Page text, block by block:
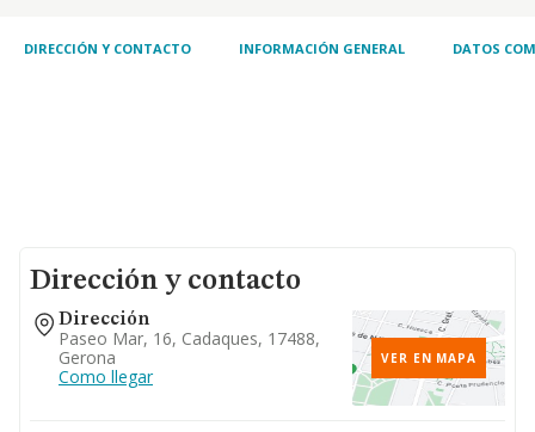
DIRECCIÓN Y CONTACTO INFORMACIÓN GENERAL DATOS
Dirección y contacto
Dirección
Paseo Mar, 16, Cadaques, 17488,
Gerona
Como llegar
VER EN MAPA